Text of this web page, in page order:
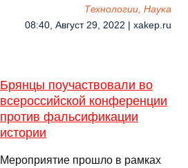
Технологии, Наука
08:40, Август 29, 2022 | xakep.ru
Брянцы поучаствовали во
всероссийской конференции
против фальсификации
истории
Мероприятие прошло в рамках